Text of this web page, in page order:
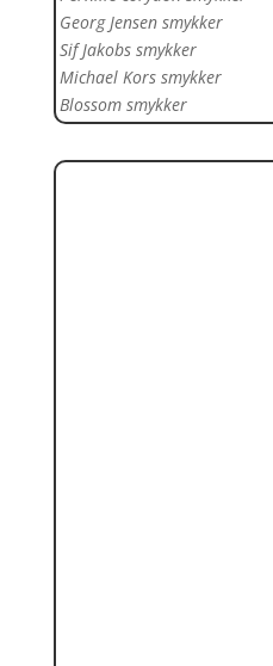
Georg Jensen smykker
Sif Jakobs smykker
Michael Kors smykker
Blossom smykker